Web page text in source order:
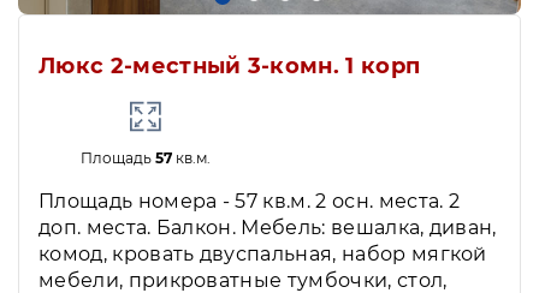
Люкс 2-местный 3-комн. 1 корп
Площадь 57кв.м.
Площадь номера - 57 кв.м. 2 осн. места. 2
доп. места. Балкон. Мебель: вешалка, диван,
комод, кровать двуспальная, набор мягкой
мебели, прикроватные тумбочки, стол,